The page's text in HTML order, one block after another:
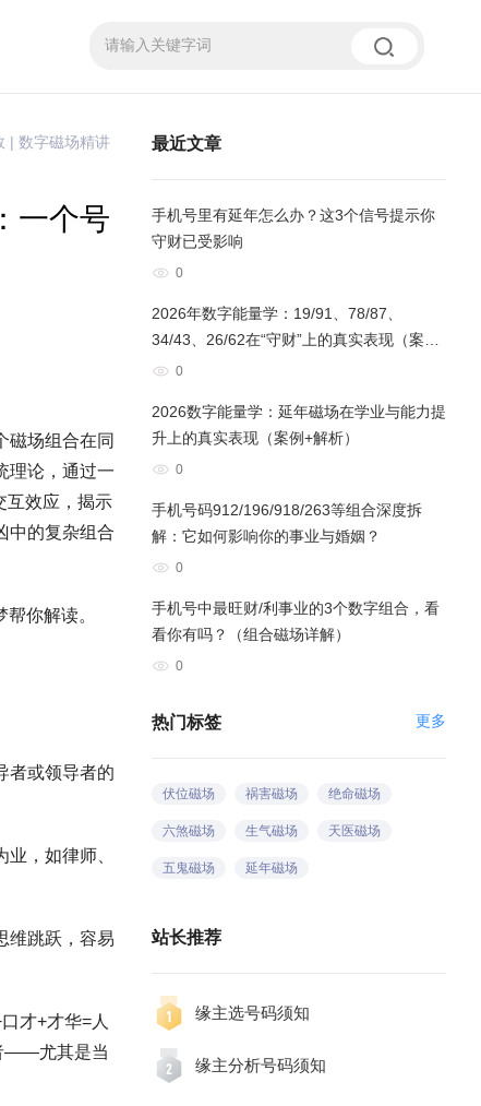
| 数字磁场精讲
一个号
磁场组合在同
理论，通过一
互效应，揭示
中的复杂组合
你解读。
者或领导者的
，如律师、
维跳跃，容易
才+才华=人
——尤其是当
最近文章
手机号里有延年怎么办？这3个信号提示你
守财已受影响
0
2026年数字能量学：19/91、78/87、
34/43、26/62在“守财”上的真实表现（案例
+解析）
0
2026数字能量学：延年磁场在学业与能力提
升上的真实表现（案例+解析）
0
手机号码912/196/918/263等组合深度拆
解：它如何影响你的事业与婚姻？
0
手机号中最旺财/利事业的3个数字组合，看
看你有吗？（组合磁场详解）
0
更多
热门标签
伏位磁场 祸害磁场 绝命磁场
六煞磁场 生气磁场 天医磁场
五鬼磁场 延年磁场
站长推荐
缘主选号码须知
缘主分析号码须知